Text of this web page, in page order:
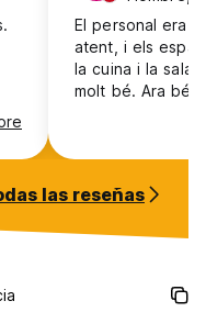
El personal era
atent, i els
la cuina i la sala
molt bé. Ara bé,
poc nets.
las reseñas